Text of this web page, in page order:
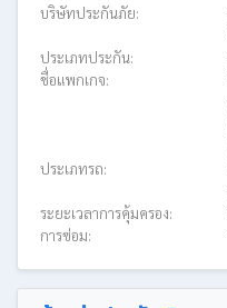
บริษัทประกันภัย:
ประเภทประกัน:
ชื่อแพกเกจ:
ประเภทรถ:
ระยะเวลาการคุ้มครอง:
การซ่อม: